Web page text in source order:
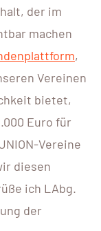
der im
machen
,
Vereinen
bietet,
Euro für
Vereine
diesen
ich LAbg.
der